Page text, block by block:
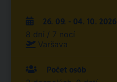
26. 09. - 04. 10. 2026
8 dní / 7 nocí
Varšava
Počet osôb